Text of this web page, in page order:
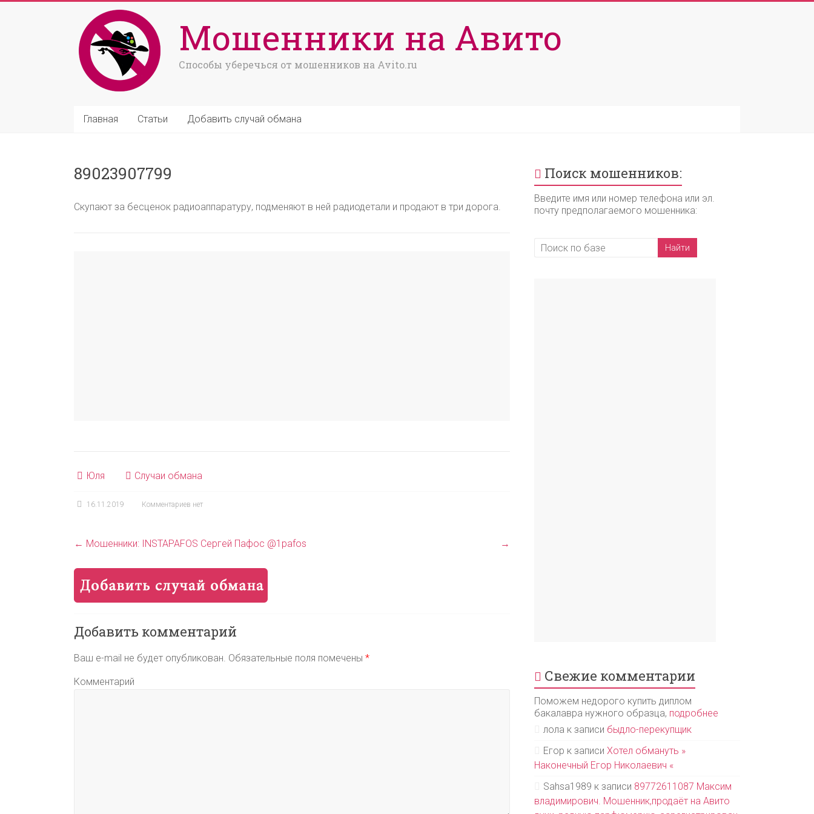
Мошенники на Авито
Способы уберечься от мошенников на Avito.ru
Главная Статьи Добавить случай обмана
89023907799
Скупают за бесценок радиоаппаратуру, подменяют в ней радиодетали и продают в три дорога.
Юля Случаи обмана
16.11.2019 Комментариев нет
← Мошенники: INSTAPAFOS Сергей Пафос @1pafos →
Добавить комментарий
Ваш e-mail не будет опубликован. Обязательные поля помечены *
Комментарий
Поиск мошенников:
Введите имя или номер телефона или эл.
почту предполагаемого мошенника:
Свежие комментарии
Поможем недорого купить диплом
бакалавра нужного образца, подробнее
лола к записи быдло-перекупщик
Егор к записиХотел обмануть »
Наконечный Егор Николаевич «
Sahsa1989 к записи 89772611087 Максим
владимирович. Мошенник,продаёт на Авито